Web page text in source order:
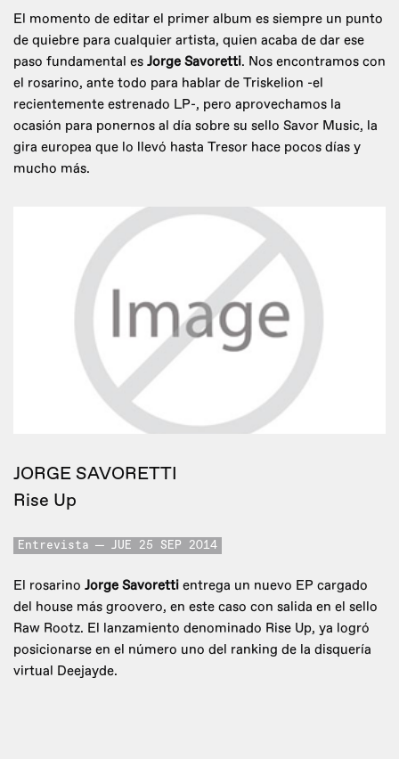
El momento de editar el primer album es siempre un punto
de quiebre para cualquier artista, quien acaba de dar ese
paso fundamental es Jorge Savoretti. Nos encontramos con
el rosarino, ante todo para hablar de Triskelion -el
recientemente estrenado LP-, pero aprovechamos la
ocasión para ponernos al día sobre su sello Savor Music, la
gira europea que lo llevó hasta Tresor hace pocos días y
mucho más.
JORGE SAVORETTI
Rise Up
Entrevista JUE 25 SEP 2014
El rosarino Jorge Savoretti entrega un nuevo EP cargado
del house más groovero, en este caso con salida en el sello
Raw Rootz. El lanzamiento denominado Rise Up, ya logró
posicionarse en el número uno del ranking de la disquería
virtual Deejayde.